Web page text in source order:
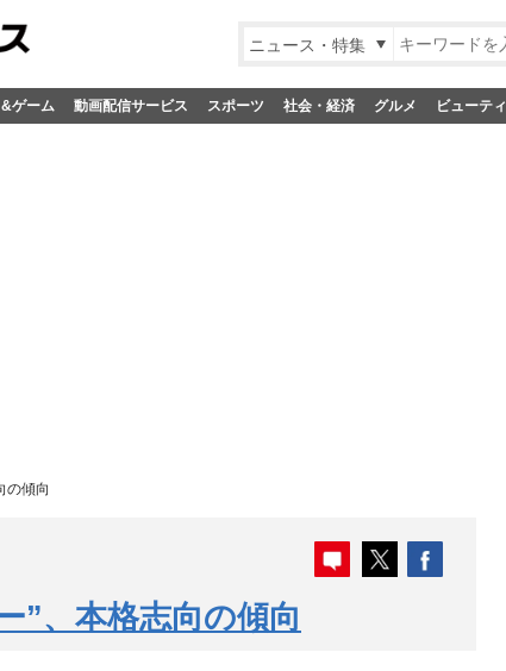
ニュース・特集
ゲーム 動画配信サービス スポーツ 社会・経済 グルメ ビューティ
の傾向
”、本格志向の傾向